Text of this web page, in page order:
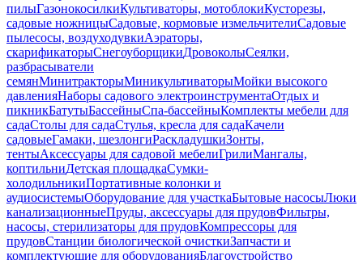
пилыГазонокосилкиКультиваторы, мотоблокиКусторезы,
садовые ножницыСадовые, кормовые измельчителиСадовые
пылесосы, воздуходувкиАэраторы,
скарификаторыСнегоуборщикиДровоколыСеялки,
разбрасыватели
семянМинитракторыМиникультиваторыМойки высокого
давленияНаборы садового электроинструментаОтдых и
пикникБатутыБассейныСпа-бассейныКомплекты мебели для
садаСтолы для садаСтулья, кресла для садаКачели
садовыеГамаки, шезлонгиРаскладушкиЗонты,
тентыАксессуары для садовой мебелиГрилиМангалы,
коптильниДетская площадкаСумки-
холодильникиПортативные колонки и
аудиосистемыОборудование для участкаБытовые насосыЛюки
канализационныеПруды, аксессуары для прудовФильтры,
насосы, стерилизаторы для прудовКомпрессоры для
прудовСтанции биологической очисткиЗапчасти и
комплектующие для оборудованияБлагоустройство